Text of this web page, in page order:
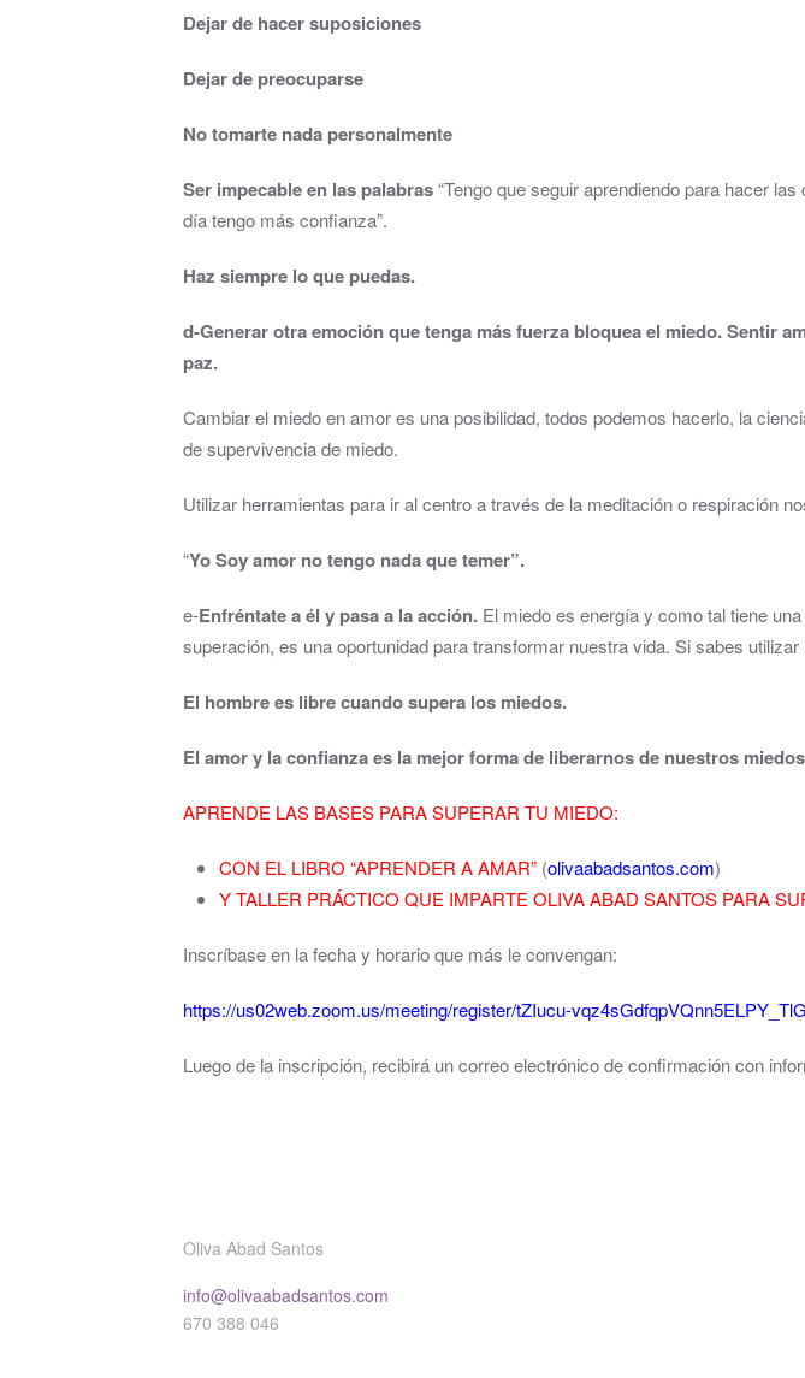
Dejar de hacer suposiciones
Dejar de preocuparse
No tomarte nada personalmente
Ser impecable en las palabras“Tengo que seguir aprendiendo para hacer
día tengo más confianza”.
Haz siempre lo que puedas.
d-Generar otra emoción que tenga más fuerza bloquea el miedo. Sentir
paz.
Cambiar el miedo en amor es una posibilidad, todos podemos hacerlo, la
de supervivencia de miedo.
Utilizar herramientas para ir al centro a través de la meditación o respiración
“Yo Soy amor no tengo nada que temer”.
e-Enfréntate a él y pasa a la acción. El miedo es energía y como tal tiene
superación, es una oportunidad para transformar nuestra vida. Si sabes
El hombre es libre cuando supera los miedos.
El amor y la confianza es la mejor forma de liberarnos de nuestros
APRENDE LAS BASES PARA SUPERAR TU MIEDO:
CON EL LIBRO “APRENDER A AMAR” (olivaabadsantos.com)
Y TALLER PRÁCTICO QUE IMPARTE OLIVA ABAD SANTOS PARA
Inscríbase en la fecha y horario que más le convengan:
https://us02web.zoom.us/meeting/register/tZIucu-
Luego de la inscripción, recibirá un correo electrónico de confirmación con
Oliva Abad Santos
info@olivaabadsantos.com
670 388 046